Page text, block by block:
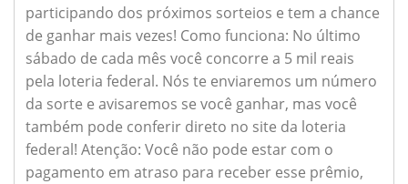
participando dos próximos sorteios e tem a chance
de ganhar mais vezes! Como funciona: No último
sábado de cada mês você concorre a 5 mil reais
pela loteria federal. Nós te enviaremos um número
da sorte e avisaremos se você ganhar, mas você
também pode conferir direto no site da loteria
federal! Atenção: Você não pode estar com o
pagamento em atraso para receber esse prêmio,